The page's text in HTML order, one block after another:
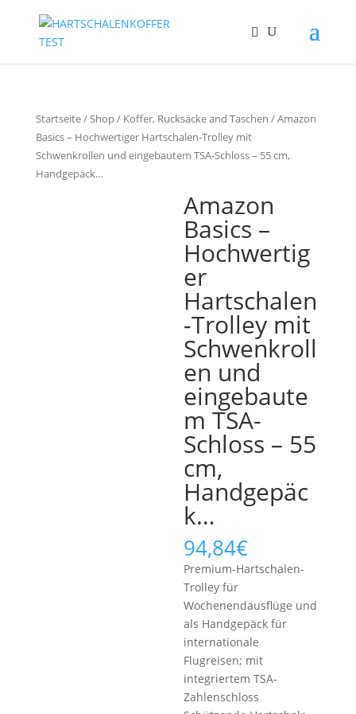
Startseite/Shop/ Koffer, Rucksäcke and Taschen / Amazon
Basics – Hochwertiger Hartschalen-Trolley mit
Schwenkrollen und eingebautem TSA-Schloss – 55 cm,
Handgepäck…
Amazon
Basics –
Hochwertig
er
Hartschalen
-Trolley mit
Schwenkroll
en und
eingebaute
m TSA-
Schloss – 55
cm,
Handgepäc
k…
94,84€
Premium-Hartschalen-
Trolley für
Wochenendausflüge und
als Handgepäck für
internationale
Flugreisen; mit
integriertem TSA-
Zahlenschloss